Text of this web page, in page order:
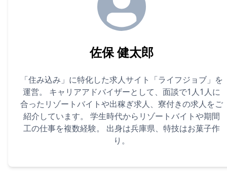
佐保 健太郎
「住み込み」に特化した求人サイト「ライフジョブ」を
運営。 キャリアアドバイザーとして、面談で1人1人に
合ったリゾートバイトや出稼ぎ求人、寮付きの求人をご
紹介しています。 学生時代からリゾートバイトや期間
工の仕事を複数経験。 出身は兵庫県、特技はお菓子作
り。